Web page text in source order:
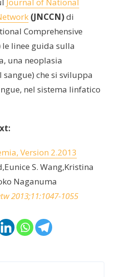
(JNCCN)di
Comprehensive
le linee guida sulla
una neoplasia
che si sviluppa
nel sistema linfatico
Version 2.2013
S. Wang,Kristina
Naganuma
2013;11:1047-1055